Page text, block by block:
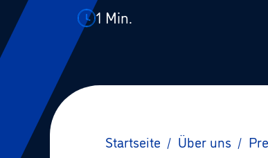
1 Min.
Startseite / Über uns /